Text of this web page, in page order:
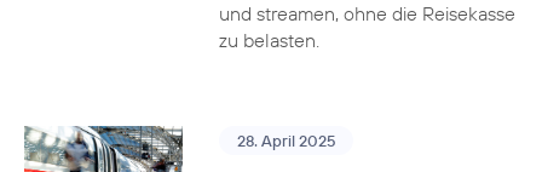
und streamen, ohne die Reisekasse
zu belasten.
28. April 2025